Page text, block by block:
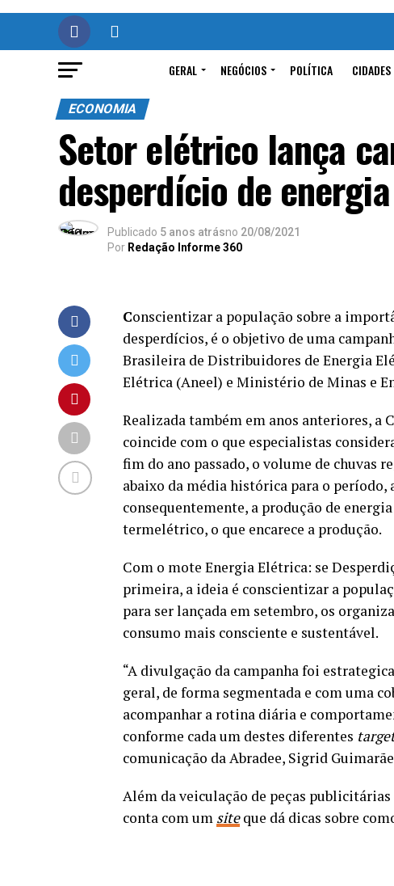
GERAL NEGÓCIOS POLÍTICA CIDADES
ECONOMIA
Setor elétrico lança
desperdício de energia
Publicado 5 anos atrásno 20/08/2021
Por Redação Informe 360
Conscientizar a população sobre a
desperdícios, é o objetivo de uma
Brasileira de Distribuidores de Energia
Elétrica (Aneel) e Ministério de Minas e
Realizada também em anos anteriores, a
coincide com o que especialistas
fim do ano passado, o volume de chuvas
abaixo da média histórica para o período,
consequentemente, a produção de
termelétrico, o que encarece a produção.
Com o mote Energia Elétrica: se
primeira, a ideia é conscientizar a
para ser lançada em setembro, os
consumo mais consciente e sustentável.
“A divulgação da campanha foi
geral, de forma segmentada e com uma
acompanhar a rotina diária e
conforme cada um destes diferentes
comunicação da Abradee, Sigrid
Além da veiculação de peças
conta com um siteque dá dicas sobre